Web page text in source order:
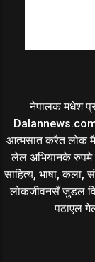
नेपालक मधेश
Dalannews.com
आत्मसात करैत लोक
लेल अभियानके रुपमे
साहित्य, भाषा, कला,
लोकजीवनसँ जुडल
पठाएल